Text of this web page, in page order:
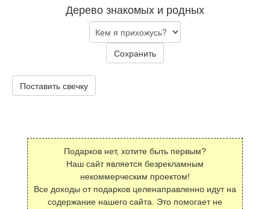
Дерево знакомых и родных
Сохранить
Поставить свечку
Подарков нет, хотите быть первым?
Наш сайт является безрекламным
некоммерческим проектом!
Все доходы от подарков целенаправленно идут на
содержание нашего сайта. Это помогает не